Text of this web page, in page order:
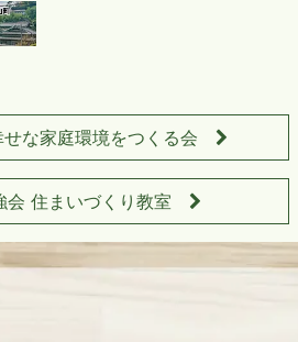
な家庭環境をつくる会
会 住まいづくり教室